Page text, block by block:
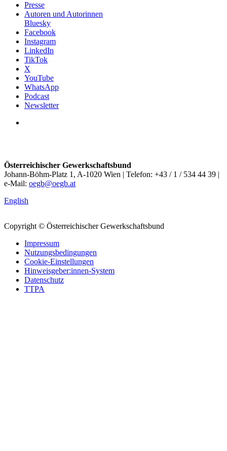
Presse
Autoren und Autorinnen
Bluesky
Facebook
Instagram
LinkedIn
TikTok
X
YouTube
WhatsApp
Podcast
Newsletter
Österreichischer Gewerkschaftsbund
Johann-Böhm-Platz 1, A-1020 Wien | Telefon: +43 / 1 / 534 44 39 |
e-Mail: oegb@oegb.at
English
Copyright © Österreichischer Gewerkschaftsbund
Impressum
Nutzungsbedingungen
Cookie-Einstellungen
Hinweisgeber:innen-System
Datenschutz
TTPA